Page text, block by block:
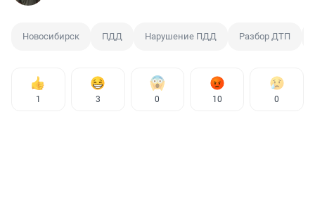
Новосибирск ПДД Нарушение ПДД Разбор ДТП
1 3 0 10 0